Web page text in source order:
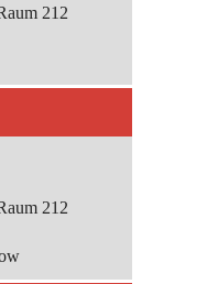
212
212